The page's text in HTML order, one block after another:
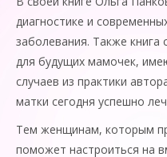
диагностике и
заболевания. Также книга
для будущих мамочек,
случаев из практики
матки сегодня успешно
Тем женщинам, которым
поможет настроиться на